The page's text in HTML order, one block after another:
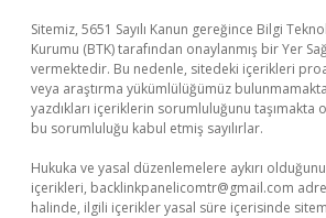
Sitemiz, 5651 Sayılı Kanun gereğince Bilgi
Kurumu (BTK) tarafından onaylanmış bir Yer
vermektedir. Bu nedenle, sitedeki içerikleri
veya araştırma yükümlülüğümüz
yazdıkları içeriklerin sorumluluğunu taşımakta
bu sorumluluğu kabul etmiş sayılırlar.
Hukuka ve yasal düzenlemelere aykırı
içerikleri, backlinkpanelicomtr@gmail.com
halinde, ilgili içerikler yasal süre içerisinde